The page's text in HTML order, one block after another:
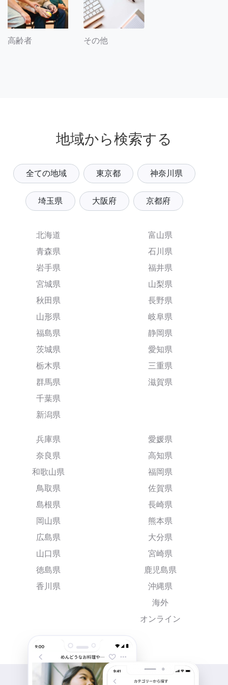
高齢者 その他
地域から検索する
全ての地域 東京都 神奈川県
埼玉県 大阪府 京都府
北海道
青森県
岩手県
宮城県
秋田県
山形県
福島県
茨城県
栃木県
群馬県
千葉県
新潟県
富山県
石川県
福井県
山梨県
長野県
岐阜県
静岡県
愛知県
三重県
滋賀県
兵庫県
奈良県
和歌山県
鳥取県
島根県
岡山県
広島県
山口県
徳島県
香川県
愛媛県
高知県
福岡県
佐賀県
長崎県
熊本県
大分県
宮崎県
鹿児島県
沖縄県
海外
オンライン